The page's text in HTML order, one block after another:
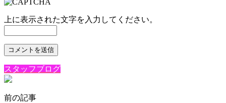
上に表示された文字を入力してください。
スタッフブログ
前の記事